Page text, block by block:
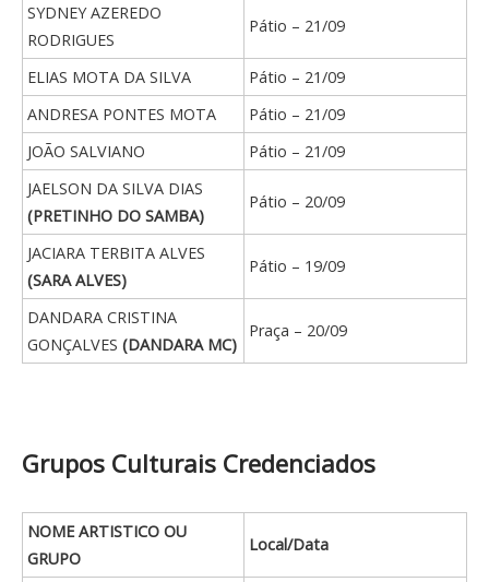
SYDNEY AZEREDO
RODRIGUES
Pátio – 21/09
ELIAS MOTA DA SILVA
Pátio – 21/09
ANDRESA PONTES MOTA
Pátio – 21/09
JOÃO SALVIANO
Pátio – 21/09
JAELSON DA SILVA DIAS
(PRETINHO DO SAMBA)
Pátio – 20/09
JACIARA TERBITA ALVES
(SARA ALVES)
Pátio – 19/09
DANDARA CRISTINA
GONÇALVES(DANDARA MC)
Praça – 20/09
Grupos Culturais Credenciados
NOME ARTISTICO OU
GRUPO
Local/Data